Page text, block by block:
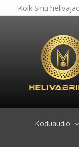
Kõik Sinu
Koduaudio